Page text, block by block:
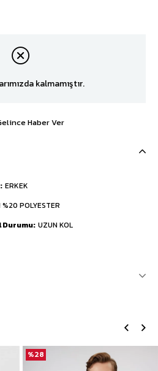
kalmamıştır.
Haber Ver
ERKEK
POLYESTER
Durumu UZUN KOL
%28